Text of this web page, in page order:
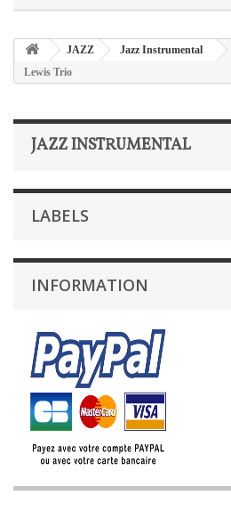
JAZZ Jazz Instrumental
Lewis Trio
JAZZ INSTRUMENTAL
LABELS
INFORMATION